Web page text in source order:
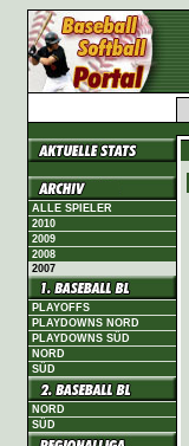
ALLE SPIELER
2010
2009
2008
2007
PLAYOFFS
PLAYDOWNS NORD
PLAYDOWNS SÜD
NORD
SÜD
NORD
SÜD